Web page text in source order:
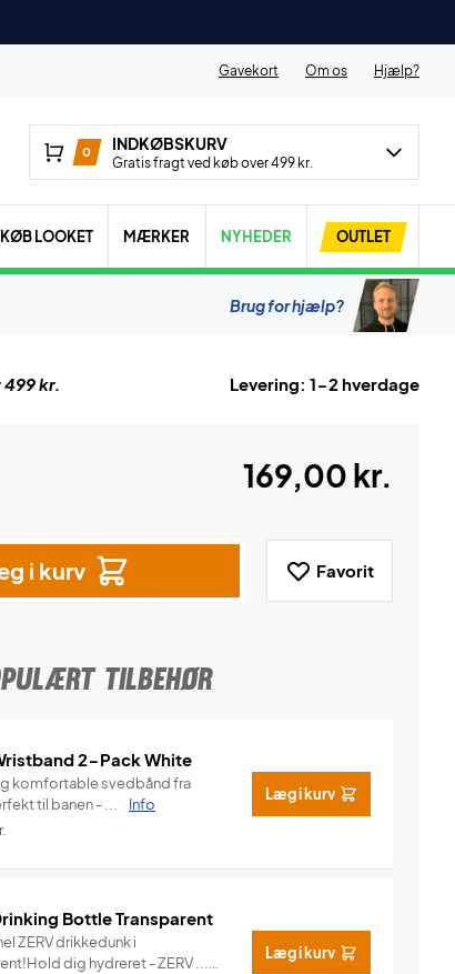
Gavekort Om os Hjælp?
0 INDKØBSKURV
Gratis fragt ved køb over 499 kr.
KØB LOOKET MÆRKER NYHEDER OUTLET
Brug for hjælp?
kr. Levering: 1-2 hverdage
169,00 kr.
i kurv Favorit
TILBEHØR
2-Pack White
komfortable svedbånd fra
til banen - ...
Info
Læg i kurv
Bottle Transparent
ZERV drikkedunk i
dig hydreret - ZERV ...
Læg i kurv